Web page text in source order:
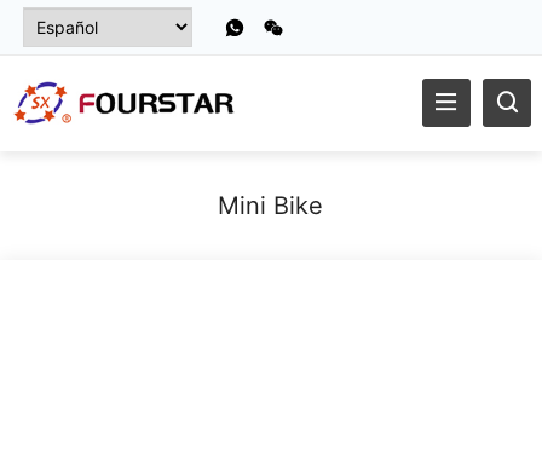
Mini Bike